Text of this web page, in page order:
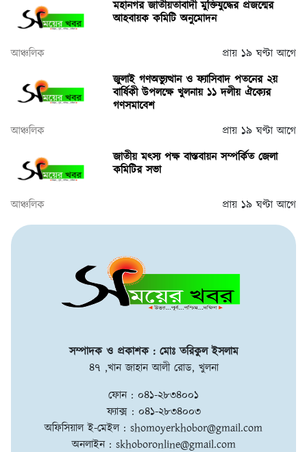
মহানগর জাতীয়তাবাদী মুক্তিযুদ্ধের প্রজন্মের
আহবায়ক কমিটি অনুমোদন
আঞ্চলিক
প্রায় ১৯ ঘণ্টা আগে
জুলাই গণঅভ্যুত্থান ও ফ্যাসিবাদ পতনের ২য়
বার্ষিকী উপলক্ষে খুলনায় ১১ দলীয় ঐক্যের
গণসমাবেশ
আঞ্চলিক
প্রায় ১৯ ঘণ্টা আগে
জাতীয় মৎস্য পক্ষ বাস্তবায়ন সম্পর্কিত জেলা
কমিটির সভা
আঞ্চলিক প্রায় ১৯ ঘণ্টা আগে
সম্পাদক ও প্রকাশক : মোঃ তরিকুল ইসলাম
৪৭ ,খান জাহান আলী রোড, খুলনা
ফোন : ০৪১-২৮৩৪০০১
ফ্যাক্স : ০৪১-২৮৩৪০০৩
অফিসিয়াল ই-মেইল : shomoyerkhobor@gmail.com
অনলাইন : skhoboronline@gmail.com